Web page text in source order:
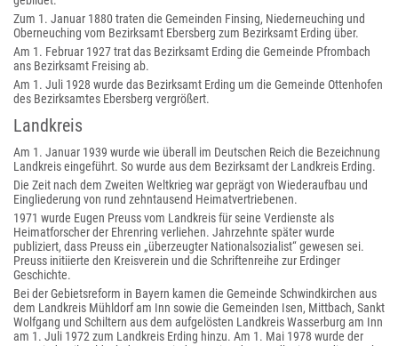
Zum 1. Januar 1880 traten die Gemeinden Finsing, Niederneuching und
Oberneuching vom Bezirksamt Ebersberg zum Bezirksamt Erding über.
Am 1. Februar 1927 trat das Bezirksamt Erding die Gemeinde Pfrombach
ans Bezirksamt Freising ab.
Am 1. Juli 1928 wurde das Bezirksamt Erding um die Gemeinde Ottenhofen
des Bezirksamtes Ebersberg vergrößert.
Landkreis
Am 1. Januar 1939 wurde wie überall im Deutschen Reich die Bezeichnung
Landkreis eingeführt. So wurde aus dem Bezirksamt der Landkreis Erding.
Die Zeit nach dem Zweiten Weltkrieg war geprägt von Wiederaufbau und
Eingliederung von rund zehntausend Heimatvertriebenen.
1971 wurde Eugen Preuss vom Landkreis für seine Verdienste als
Heimatforscher der Ehrenring verliehen. Jahrzehnte später wurde
publiziert, dass Preuss ein „überzeugter Nationalsozialist“ gewesen sei.
Preuss initiierte den Kreisverein und die Schriftenreihe zur Erdinger
Geschichte.
Bei der Gebietsreform in Bayern kamen die Gemeinde Schwindkirchen aus
dem Landkreis Mühldorf am Inn sowie die Gemeinden Isen, Mittbach, Sankt
Wolfgang und Schiltern aus dem aufgelösten Landkreis Wasserburg am Inn
am 1. Juli 1972 zum Landkreis Erding hinzu. Am 1. Mai 1978 wurde der